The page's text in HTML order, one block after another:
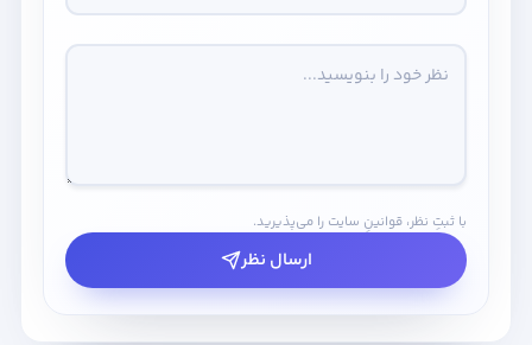
با ثبتِ نظر، قوانینِ سایت را می‌پذیرید.
ارسال نظر